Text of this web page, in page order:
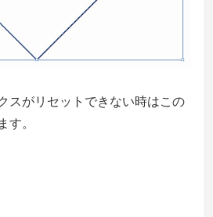
スがリセットできない時はこの
す。